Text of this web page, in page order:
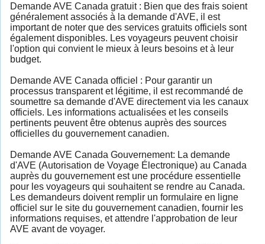
Demande AVE Canada gratuit : Bien que des frais soient
généralement associés à la demande d'AVE, il est
important de noter que des services gratuits officiels sont
également disponibles. Les voyageurs peuvent choisir
l'option qui convient le mieux à leurs besoins et à leur
budget.
Demande AVE Canada officiel : Pour garantir un
processus transparent et légitime, il est recommandé de
soumettre sa demande d'AVE directement via les canaux
officiels. Les informations actualisées et les conseils
pertinents peuvent être obtenus auprès des sources
officielles du gouvernement canadien.
Demande AVE Canada Gouvernement: La demande
d'AVE (Autorisation de Voyage Électronique) au Canada
auprès du gouvernement est une procédure essentielle
pour les voyageurs qui souhaitent se rendre au Canada.
Les demandeurs doivent remplir un formulaire en ligne
officiel sur le site du gouvernement canadien, fournir les
informations requises, et attendre l'approbation de leur
AVE avant de voyager.